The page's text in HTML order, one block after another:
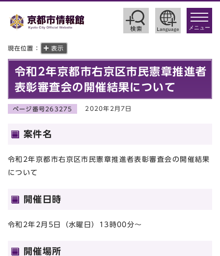
toggle
メニュー
現在位置： 表示
令和2年京都市右京区市民憲章推進者
表彰審査会の開催結果について
ページ番号263275 2020年2月7日
案件名
令和2年京都市右京区市民憲章推進者表彰審査会の開催結果
について
開催日時
令和2年2月5日（水曜日）13時00分～
開催場所